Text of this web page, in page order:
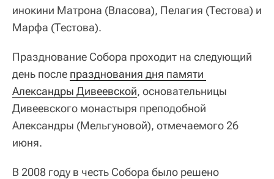
инокини Матрона (Власова), Пелагия (Тестова) и
Марфа (Тестова).
Празднование Собора проходит на следующий
день после празднования дня памяти
Александры Дивеевской, основательницы
Дивеевского монастыря преподобной
Александры (Мельгуновой), отмечаемого 26
июня.
В 2008 году в честь Собора было решено